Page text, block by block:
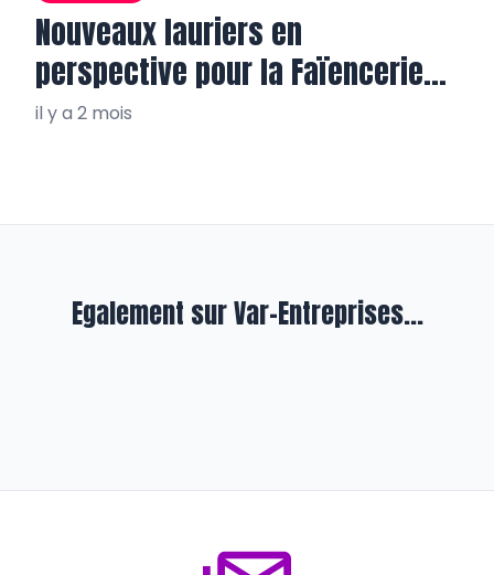
Nouveaux lauriers en
perspective pour la Faïencerie
de Varages
il y a 2 mois
Egalement sur Var-Entreprises...